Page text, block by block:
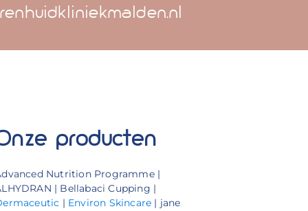
producten
Nutrition Programme |
| Bellabaci Cupping |
| Environ Skincare | jane